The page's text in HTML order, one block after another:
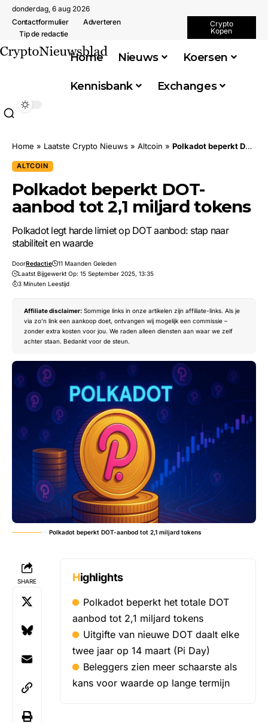
donderdag, 6 aug 2026
Contactformulier
Adverteren
Tip de redactie
Crypto
Kopen
Home Nieuws Koersen
Kennisbank Exchanges
Home » Laatste Crypto Nieuws » Altcoin » Polkadot beperkt DOT-aanbod tot 2,1 miljard tokens
ALTCOIN
Polkadot beperkt DOT-
aanbod tot 2,1 miljard tokens
Polkadot legt harde limiet op DOT aanbod: stap naar
stabiliteit en waarde
DoorRedactie
11 Maanden Geleden
Laatst Bijgewerkt Op: 15 September 2025, 13:35
3 Minuten Leestijd
Affiliate disclaimer: Sommige links in onze artikelen zijn affiliate-links. Als je
via zo’n link een aankoop doet, ontvangen wij mogelijk een commissie –
zonder extra kosten voor jou. We raden alleen diensten aan waar we zelf
achter staan. Bedankt voor de steun.
Polkadot beperkt DOT-aanbod tot 2,1 miljard tokens
SHARE Highlights
Polkadot beperkt het totale DOT
aanbod tot 2,1 miljard tokens
Uitgifte van nieuwe DOT daalt elke
twee jaar op 14 maart (Pi Day)
Beleggers zien meer schaarste als
kans voor waarde op lange termijn